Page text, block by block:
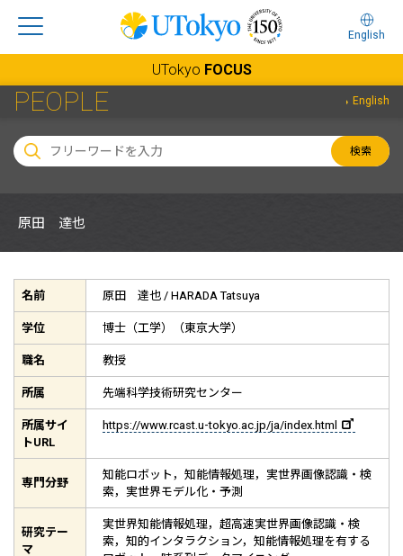
English
UTokyo FOCUS
PEOPLE English
検索
原田 達也
名前 原田 達也 / HARADA Tatsuya
学位 博士（工学）（東京大学）
職名 教授
所属 先端科学技術研究センター
所属サイ
トURL
https://www.rcast.u-tokyo.ac.jp/ja/index.html
専門分野
知能ロボット，知能情報処理，実世界画像認識・検
索，実世界モデル化・予測
研究テー
マ
実世界知能情報処理，超高速実世界画像認識・検
索，知的インタラクション，知能情報処理を有する